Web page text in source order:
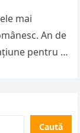
mai
An de
pentru a
Caută